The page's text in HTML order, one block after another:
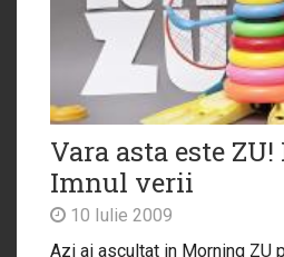
Vara asta este ZU!
Imnul verii
10 Iulie 2009
Azi ai ascultat in Morning ZU